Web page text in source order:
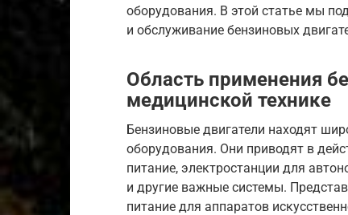
оборудования. В этой статье мы
и обслуживание бензиновых
Область применения
медицинской технике
Бензиновые двигатели находят
оборудования. Они приводят в
питание, электростанции для
и другие важные системы.
питание для аппаратов